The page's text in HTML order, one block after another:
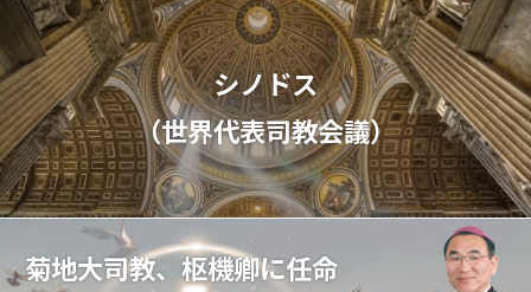
シノドス
（世界代表司教会議）
菊地大司教、枢機卿に任命